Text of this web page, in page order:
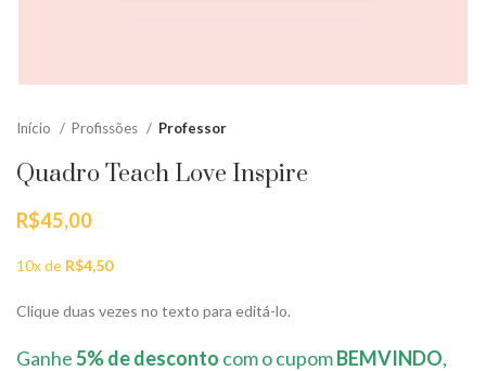
Início Profissões Professor
Quadro Teach Love Inspire
R$45,00
10x de R$4,50
Clique duas vezes no texto para editá-lo.
Ganhe5% de desconto com o cupomBEMVINDO,